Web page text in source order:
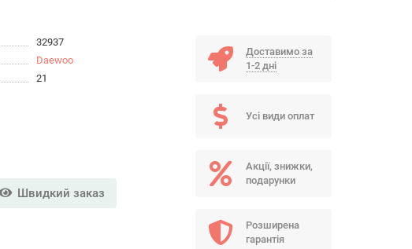
32937
Daewoo
21
Швидкий заказ
Доставимо за
1-2 дні
Усі види оплат
Акції, знижки,
подарунки
Розширена
гарантія